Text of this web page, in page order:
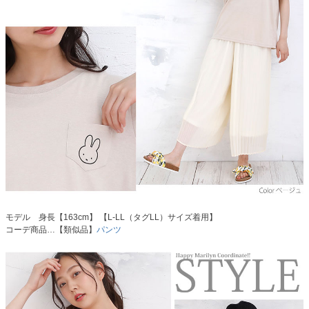
モデル 身長【163cm】 【L-LL（タグLL）サイズ着用】
コーデ商品…【類似品】 パンツ